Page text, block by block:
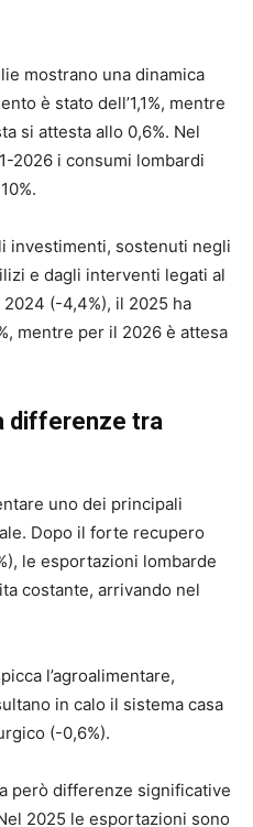
mostrano una dinamica
è stato dell’1,1%, mentre
si attesta allo 0,6%. Nel
2026 i consumi lombardi
investimenti, sostenuti negli
e dagli interventi legati al
(-4,4%), il 2025 ha
mentre per il 2026 è attesa
differenze tra
uno dei principali
Dopo il forte recupero
le esportazioni lombarde
costante, arrivando nel
l’agroalimentare,
in calo il sistema casa
(-0,6%).
però differenze significative
2025 le esportazioni sono